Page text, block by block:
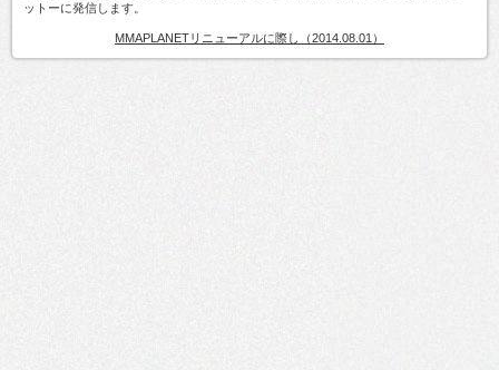
ットーに発信します。
MMAPLANETリニューアルに際し（2014.08.01）